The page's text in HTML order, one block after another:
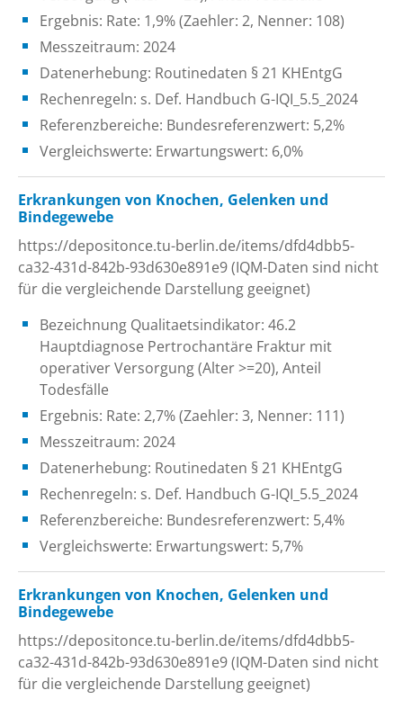
Ergebnis: Rate: 1,9% (Zaehler: 2, Nenner: 108)
Messzeitraum: 2024
Datenerhebung: Routinedaten § 21 KHEntgG
Rechenregeln: s. Def. Handbuch G-IQI_5.5_2024
Referenzbereiche: Bundesreferenzwert: 5,2%
Vergleichswerte: Erwartungswert: 6,0%
Erkrankungen von Knochen, Gelenken und
Bindegewebe
https://depositonce.tu-berlin.de/items/dfd4dbb5-
ca32-431d-842b-93d630e891e9 (IQM-Daten sind nicht
für die vergleichende Darstellung geeignet)
Bezeichnung Qualitaetsindikator: 46.2
Hauptdiagnose Pertrochantäre Fraktur mit
operativer Versorgung (Alter >=20), Anteil
Todesfälle
Ergebnis: Rate: 2,7% (Zaehler: 3, Nenner: 111)
Messzeitraum: 2024
Datenerhebung: Routinedaten § 21 KHEntgG
Rechenregeln: s. Def. Handbuch G-IQI_5.5_2024
Referenzbereiche: Bundesreferenzwert: 5,4%
Vergleichswerte: Erwartungswert: 5,7%
Erkrankungen von Knochen, Gelenken und
Bindegewebe
https://depositonce.tu-berlin.de/items/dfd4dbb5-
ca32-431d-842b-93d630e891e9 (IQM-Daten sind nicht
für die vergleichende Darstellung geeignet)